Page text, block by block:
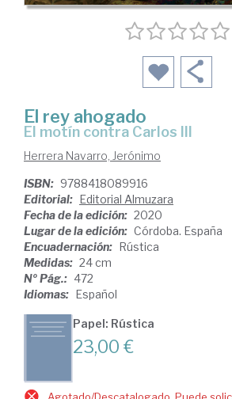
El rey ahogado
El motín contra Carlos III
Herrera Navarro, Jerónimo
ISBN: 9788418089916
Editorial: Editorial Almuzara
Fecha de la edición: 2020
Lugar de la edición: Córdoba. España
Encuadernación: Rústica
Medidas: 24 cm
Nº Pág.: 472
Idiomas: Español
Papel: Rústica
23,00 €